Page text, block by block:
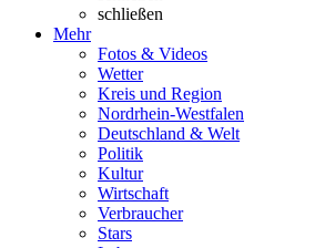
schließen
Mehr
Fotos & Videos
Wetter
Kreis und Region
Nordrhein-Westfalen
Deutschland & Welt
Politik
Kultur
Wirtschaft
Verbraucher
Stars